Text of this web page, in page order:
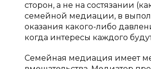
сторон, а не на состязании
семейной медиации, в
оказания какого-либо
когда интересы каждого
Семейная медиация имеет